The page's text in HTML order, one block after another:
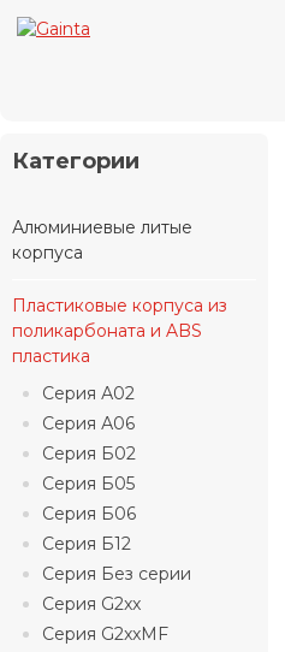
Категории
Алюминиевые литые
корпуса
Пластиковые корпуса из
поликарбоната и ABS
пластика
Серия А02
Серия А06
Серия Б02
Серия Б05
Серия Б06
Серия Б12
Серия Без серии
Серия G2xx
Серия G2xxMF